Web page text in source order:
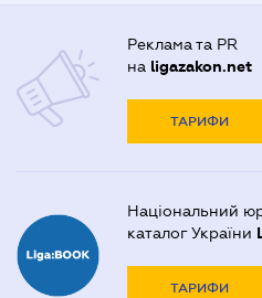
Реклама та PR
на ligazakon.net
ТАРИФИ
Національний
каталог України
ТАРИФИ